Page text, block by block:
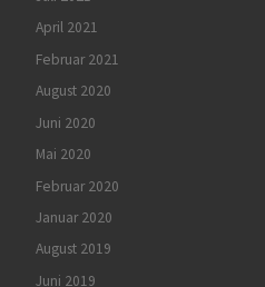
April 2021
Februar 2021
August 2020
Juni 2020
Mai 2020
Februar 2020
Januar 2020
August 2019
Juni 2019